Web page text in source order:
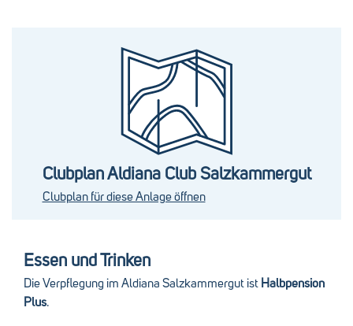
Sportbecken in der Grimming Therme
Saunadorf mit verschiedenen Außen- und Innenbecken
Weitere Ausstattung
WLAN kostenfrei (Empfang in einigen Bereichen des
Clubs und teilweise in den Zimmern)
Kletterwand (im Sommer)
Clubplan Aldiana Club Salzkammergut
Clubplan für diese Anlage öffnen
Essen und Trinken
Die Verpflegung im Aldiana Salzkammergut ist Halbpension
Plus.